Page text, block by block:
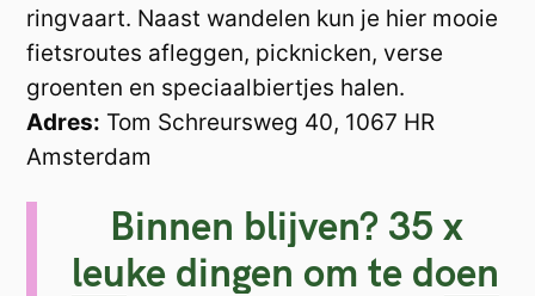
ringvaart. Naast wandelen kun je hier mooie
fietsroutes afleggen, picknicken, verse
groenten en speciaalbiertjes halen.
Adres: Tom Schreursweg 40, 1067 HR
Amsterdam
Binnen blijven? 35 x
leuke dingen om te doen